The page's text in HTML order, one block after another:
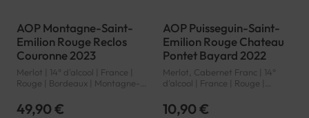
AOP Montagne-Saint-
Emilion Rouge Reclos
Couronne 2023
Merlot | 14° d'alcool | France |
Rouge | Bordeaux | Montagne-
49,90 €
AOP Puisseguin-Saint-
Emilion Rouge Chateau
Pontet Bayard 2022
Merlot, Cabernet Franc | 14°
d'alcool | France | Rouge |
Emilion | AOP
10,90 €